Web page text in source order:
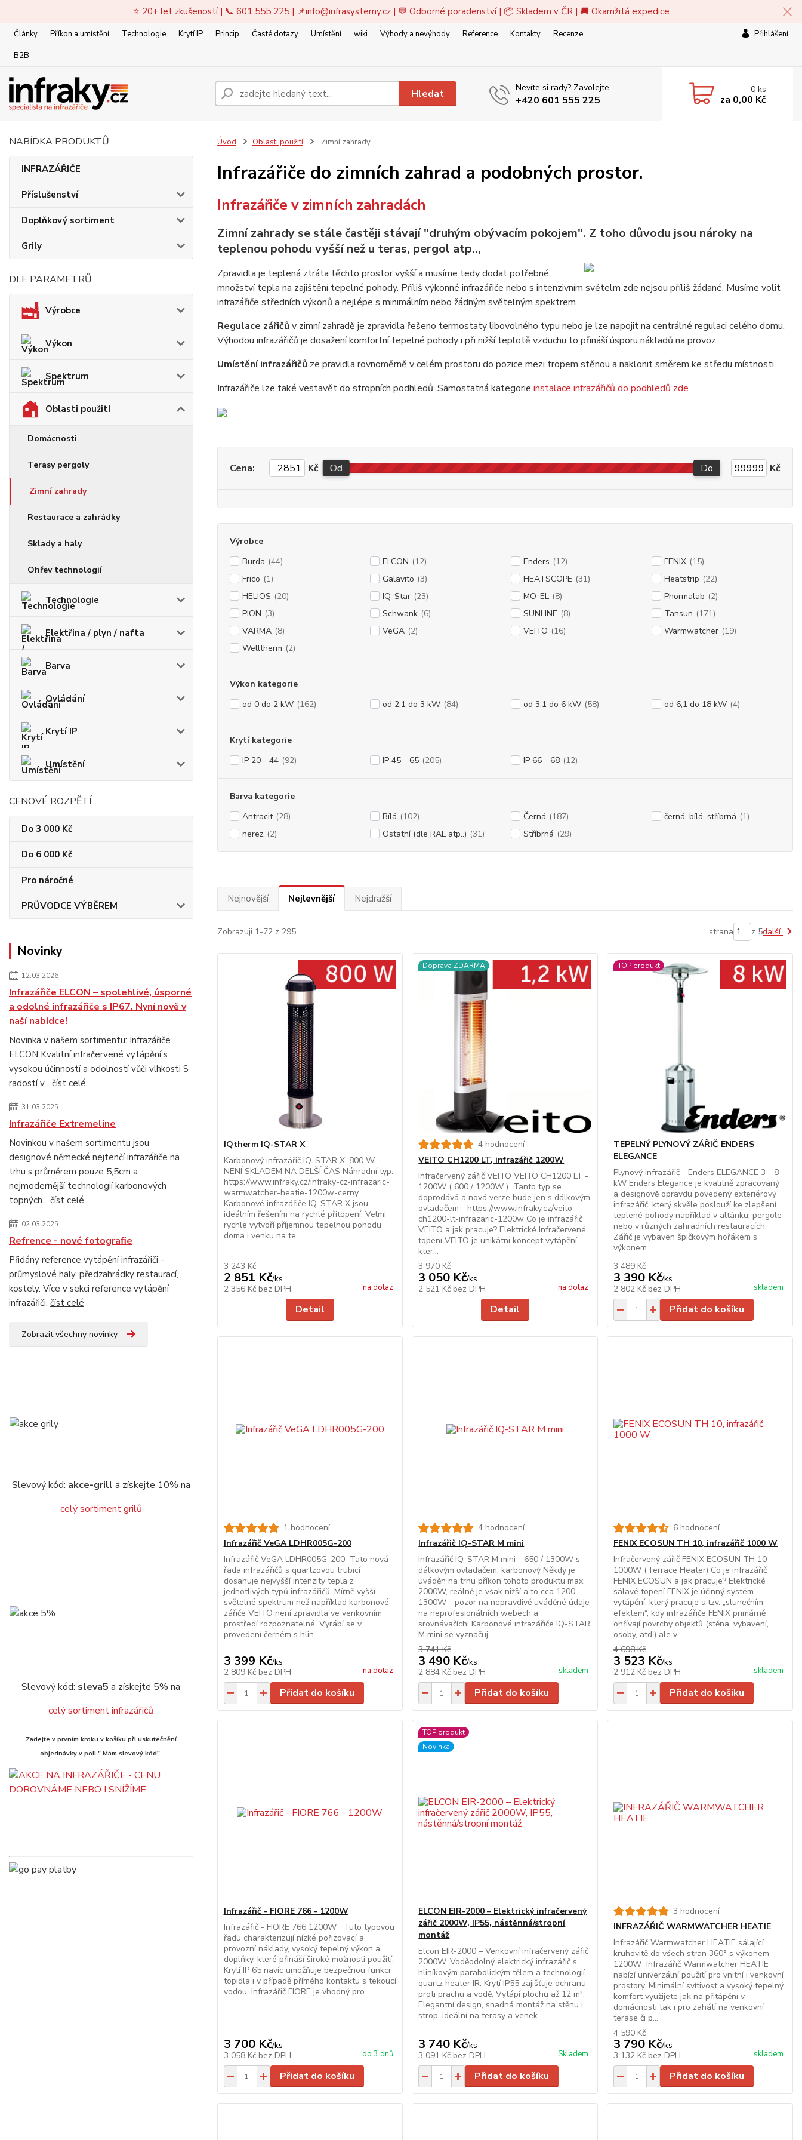
⭐ 20+ let zkušeností | 📞 601 555 225 | 📌info@infrasystemy.cz| 💬 Odborné poradenství | 📦 Skladem v ČR | 🚚 Okamžitá expedice
Články Příkon a umístění Technologie Krytí IP Princip Časté dotazy Umístění wiki Výhody a nevýhody Reference Kontakty
Recenze
B2B
Přihlášení
Hledat Nevíte si rady? Zavolejte.
+420 601 555 225
0 ks
za 0,00 Kč
NABÍDKA PRODUKTŮ
INFRAZÁŘIČE
Příslušenství
Doplňkový sortiment
Grily
DLE PARAMETRŮ
Výrobce
Výkon
Spektrum
Oblasti použití
Domácnosti
Terasy pergoly
Zimní zahrady
Restaurace a zahrádky
Sklady a haly
Ohřev technologií
Technologie
Elektřina / plyn / nafta
Barva
Ovládání
Krytí IP
Umístění
CENOVÉ ROZPĚTÍ
Do 3 000 Kč
Do 6 000 Kč
Pro náročné
PRŮVODCE VÝBĚREM
Novinky
12.03.2026
Infrazářiče ELCON – spolehlivé, úsporné
a odolné infrazářiče s IP67. Nyní nově v
naší nabídce!
Novinka v našem sortimentu: Infrazářiče
ELCON Kvalitní infračervené vytápění s
vysokou účinností a odolností vůči vlhkosti S
radostí v... číst celé
31.03.2025
Infrazářiče Extremeline
Novinkou v našem sortimentu jsou
designové německé nejtenčí infrazářiče na
trhu s průměrem pouze 5,5cm a
nejmodernější technologií karbonových
topných... číst celé
02.03.2025
Refrence - nové fotografie
Přidány reference vytápění infrazářiči -
průmyslové haly, předzahrádky restaurací,
kostely. Více v sekci reference vytápění
infrazářiči. číst celé
Zobrazit všechny novinky
Slevový kód: akce-grill a získejte 10% na
celý sortiment grilů
Slevový kód: sleva5 a získejte 5% na
celý sortiment infrazářičů
Zadejte v prvním kroku v košíku při uskutečnění
objednávky v poli " Mám slevový kód".
Úvod Oblasti použití Zimní zahrady
Infrazářiče do zimních zahrad a podobných prostor.
Infrazářiče v zimních zahradách
Zimní zahrady se stále častěji stávají "druhým obývacím pokojem". Z toho důvodu jsou nároky na
teplenou pohodu vyšší než u teras, pergol atp..,
Zpravidla je teplená ztráta těchto prostor vyšší a musíme tedy dodat potřebné
množství tepla na zajištění tepelné pohody. Příliš výkonné infrazářiče nebo s intenzivním světelm zde nejsou příliš žádané. Musíme volit
infrazářiče středních výkonů a nejlépe s minimálním nebo žádným světelným spektrem.
Regulace zářičův zimní zahradě je zpravidla řešeno termostaty libovolného typu nebo je lze napojit na centrálné regulaci celého domu.
Výhodou infrazářičů je dosažení komfortní tepelné pohody i při nižší teplotě vzduchu to přináší úsporu nákladů na provoz.
Umístění infrazářičůze pravidla rovnoměrně v celém prostoru do pozice mezi tropem stěnou a naklonit směrem ke středu místnosti.
Infrazářiče lze také vestavět do stropních podhledů. Samostatná kategorie instalace infrazářičů do podhledů zde.
Cena: Kč Od Do Kč
Výrobce
Burda (44) ELCON (12) Enders (12) FENIX (15)
Frico (1) Galavito (3) HEATSCOPE (31) Heatstrip (22)
HELIOS (20) IQ-Star (23) MO-EL (8) Phormalab (2)
PION (3) Schwank (6) SUNLINE (8) Tansun (171)
VARMA (8) VeGA (2) VEITO (16) Warmwatcher (19)
Welltherm (2)
Výkon kategorie
od 0 do 2 kW (162) od 2,1 do 3 kW (84) od 3,1 do 6 kW (58) od 6,1 do 18 kW (4)
Krytí kategorie
IP 20 - 44 (92) IP 45 - 65 (205) IP 66 - 68 (12)
Barva kategorie
Antracit (28) Bílá (102) Černá (187) černá, bílá, stříbrná (1)
nerez (2) Ostatní (dle RAL atp..) (31) Stříbrná (29)
Nejnovější Nejlevnější Nejdražší
Zobrazuji 1-72 z 295 strana z 5další
IQtherm IQ-STAR X
Karbonový infrazářič IQ-STAR X, 800 W -
NENÍ SKLADEM NA DELŠÍ ČAS Náhradní typ:
https://www.infraky.cz/infraky-cz-infrazaric-
warmwatcher-heatie-1200w-cerny
Karbonové infrazářiče IQ-STAR X jsou
ideálním řešením na rychlé přitopení. Velmi
rychle vytvoří příjemnou tepelnou pohodu
doma i venku na te...
3 243 Kč
2 851 Kč/ks
2 356 Kč bez DPH na dotaz
Detail
Doprava ZDARMA
4 hodnocení
VEITO CH1200 LT, infrazářič 1200W
Infračervený zářič VEITO VEITO CH1200 LT -
1200W ( 600 / 1200W ) Tanto typ se
doprodává a nová verze bude jen s dálkovým
ovladačem - https://www.infraky.cz/veito-
ch1200-lt-infrazaric-1200w Co je infrazářič
VEITO a jak pracuje? Elektrické Infračervené
topení VEITO je unikátní koncept vytápění,
kter...
3 970 Kč
3 050 Kč/ks
2 521 Kč bez DPH na dotaz
Detail
TOP produkt
TEPELNÝ PLYNOVÝ ZÁŘIČ ENDERS
ELEGANCE
Plynový infrazářič - Enders ELEGANCE 3 - 8
kW Enders Elegance je kvalitně zpracovaný
a designově opravdu povedený exteriérový
infrazářič, který skvěle poslouží ke zlepšení
teplené pohody například v altánku, pergole
nebo v různých zahradních restauracích.
Zářič je vybaven špičkovým hořákem s
výkonem...
3 489 Kč
3 390 Kč/ks
2 802 Kč bez DPH skladem
Přidat do košíku
1 hodnocení
Infrazářič VeGA LDHR005G-200
Infrazářič VeGA LDHR005G-200 Tato nová
řada infrazářičů s quartzovou trubicí
dosahuje nejvyšší intenzity tepla z
jednotlivých typů infrazářičů. Mírně vyšší
světelné spektrum než například karbonové
zářiče VEITO není zpravidla ve venkovním
prostředí rozpoznatelné. Vyrábí se v
provedení černém s hlin...
3 399 Kč/ks
2 809 Kč bez DPH na dotaz
Přidat do košíku
4 hodnocení
Infrazářič IQ-STAR M mini
Infrazářič IQ-STAR M mini - 650 / 1300W s
dálkovým ovladačem, karbonový Někdy je
uváděn na trhu příkon tohoto produktu max.
2000W, reálně je však nižší a to cca 1200-
1300W - pozor na nepravdivě uváděné údaje
na neprofesionálních webech a
srovnávačích! Karbonové infrazářiče IQ-STAR
M mini se vyznačuj...
3 741 Kč
3 490 Kč/ks
2 884 Kč bez DPH skladem
Přidat do košíku
6 hodnocení
FENIX ECOSUN TH 10, infrazářič 1000 W
Infračervený zářič FENIX ECOSUN TH 10 -
1000W (Terrace Heater) Co je infrazářič
FENIX ECOSUN a jak pracuje? Elektrické
sálavé topení FENIX je účinný systém
vytápění, který pracuje s tzv. „slunečním
efektem“, kdy infrazářiče FENIX primárně
ohřívají povrchy objektů (stěna, vybavení,
osoby, atd.) ale v...
4 698 Kč
3 523 Kč/ks
2 912 Kč bez DPH skladem
Přidat do košíku
Infrazářič - FIORE 766 - 1200W
Infrazářič - FIORE 766 1200W Tuto typovou
řadu charakterizují nízké pořizovací a
provozní náklady, vysoký tepelný výkon a
doplňky, které přináší široké možnosti použití.
Krytí IP 65 navíc umožňuje bezpečnou funkci
topidla i v případě přímého kontaktu s tekoucí
vodou. Infrazářič FIORE je vhodný pro...
3 700 Kč/ks
3 058 Kč bez DPH do 3 dnů
Přidat do košíku
TOP produkt
Novinka
ELCON EIR-2000 – Elektrický infračervený
zářič 2000W, IP55, nástěnná/stropní
montáž
Elcon EIR-2000 – Venkovní infračervený zářič
2000W. Voděodolný elektrický infrazářič s
hliníkovým parabolickým tělem a technologií
quartz heater IR. Krytí IP55 zajišťuje ochranu
proti prachu a vodě. Vytápí plochu až 12 m².
Elegantní design, snadná montáž na stěnu i
strop. Ideální na terasy a venek
3 740 Kč/ks
3 091 Kč bez DPH Skladem
Přidat do košíku
3 hodnocení
INFRAZÁŘIČ WARMWATCHER HEATIE
Infrazářič Warmwatcher HEATIE sálající
kruhovitě do všech stran 360° s výkonem
1200W Infrazářič Warmwatcher HEATIE
nabízí univerzální použití pro vnitní i venkovní
prostory. Minimální svítivost a vysoký tepelný
komfort využijete jak na přitápění v
domácnosti tak i pro zahátí na venkovní
terase či p...
4 590 Kč
3 790 Kč/ks
3 132 Kč bez DPH skladem
Přidat do košíku